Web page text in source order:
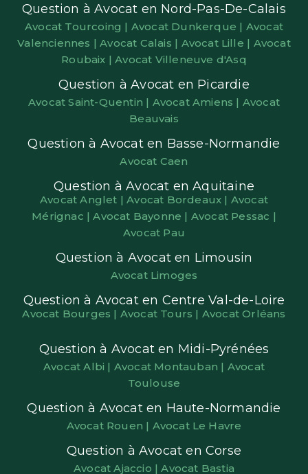
Question à Avocat en Nord-Pas-De-Calais
Avocat Tourcoing | Avocat Dunkerque | Avocat
Valenciennes |Avocat Calais | Avocat Lille | Avocat
Roubaix |Avocat Villeneuve d'Asq
Question à Avocat en Picardie
Avocat Saint-Quentin | Avocat Amiens | Avocat
Beauvais
Question à Avocat en Basse-Normandie
Avocat Caen
Question à Avocat en Aquitaine
Avocat Anglet |Avocat Bordeaux | Avocat
Mérignac |Avocat Bayonne | Avocat Pessac |
Avocat Pau
Question à Avocat en Limousin
Avocat Limoges
Question à Avocat en Centre Val-de-Loire
Avocat Bourges | Avocat Tours | Avocat Orléans
Question à Avocat en Midi-Pyrénées
Avocat Albi | Avocat Montauban | Avocat
Toulouse
Question à Avocat en Haute-Normandie
Avocat Rouen | Avocat Le Havre
Question à Avocat en Corse
Avocat Ajaccio |Avocat Bastia